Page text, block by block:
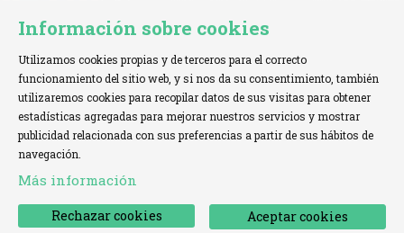
TELÉFONO:+34 621 00 65 08 | info@cofae.net
Sitemap | Aviso Legal
Declaración de accesibilidad
Información sobre cookies
Utilizamos cookies propias y de terceros para el correcto
funcionamiento del sitio web, y si nos da su consentimiento, también
utilizaremos cookies para recopilar datos de sus visitas para obtener
estadísticas agregadas para mejorar nuestros servicios y mostrar
publicidad relacionada con sus preferencias a partir de sus hábitos de
navegación.
Más información
Aceptar cookies
Rechazar cookies